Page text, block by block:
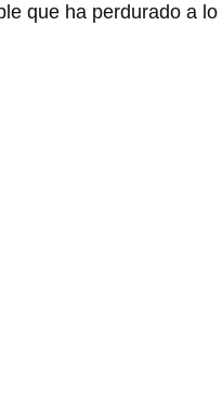
que ha perdurado a